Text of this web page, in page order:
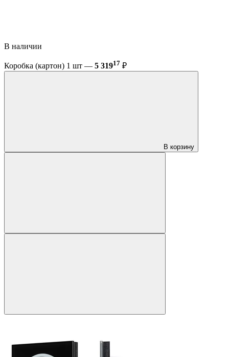
В наличии
Коробка (картон) 1 шт — 5 31917 ₽
В корзину